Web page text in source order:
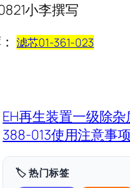
小李撰写
滤芯01-361-023
EH再生装置一级除
388-013使用注意事
🏷️ 热门标签